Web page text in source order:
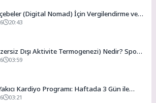
(Digital Nomad) İçin Vergilendirme ve
Ülkeler
20:43
Dışı Aktivite Termogenezi) Nedir? Spor
Günlük Kalori Yakımınızı Artırmanın
03:59
Yakıcı Kardiyo Programı: Haftada 3 Gün ile
Girme Formülü
03:21